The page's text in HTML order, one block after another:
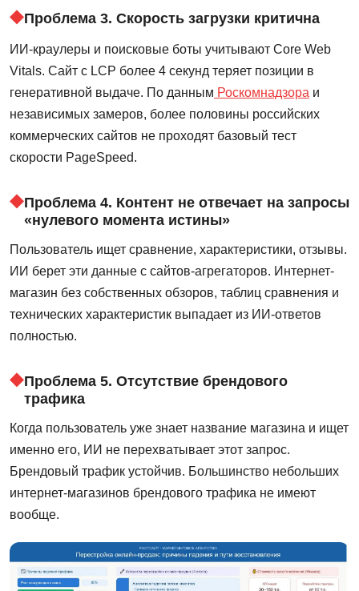
Проблема 3. Скорость загрузки критична
ИИ-краулеры и поисковые боты учитывают Core Web
Vitals. Сайт с LCP более 4 секунд теряет позиции в
генеративной выдаче. По данным Роскомнадзора и
независимых замеров, более половины российских
коммерческих сайтов не проходят базовый тест
скорости PageSpeed.
Проблема 4. Контент не отвечает на запросы
«нулевого момента истины»
Пользователь ищет сравнение, характеристики, отзывы.
ИИ берет эти данные с сайтов-агрегаторов. Интернет-
магазин без собственных обзоров, таблиц сравнения и
технических характеристик выпадает из ИИ-ответов
полностью.
Проблема 5. Отсутствие брендового
трафика
Когда пользователь уже знает название магазина и ищет
именно его, ИИ не перехватывает этот запрос.
Брендовый трафик устойчив. Большинство небольших
интернет-магазинов брендового трафика не имеют
вообще.